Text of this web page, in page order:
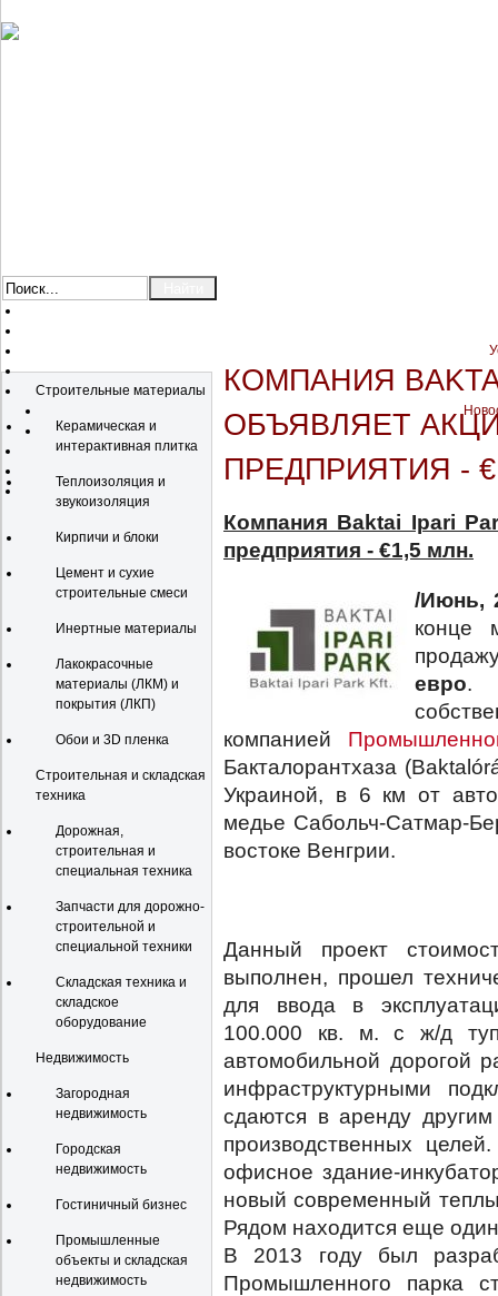
Строительные материалы
Керамическая и
интерактивная плитка
Теплоизоляция и
звукоизоляция
Кирпичи и блоки
Цемент и сухие
строительные смеси
Инертные материалы
Лакокрасочные
материалы (ЛКМ) и
покрытия (ЛКП)
Обои и 3D пленка
Строительная и складская
техника
Дорожная,
строительная и
специальная техника
Запчасти для дорожно-
строительной и
специальной техники
Складская техника и
складское
оборудование
Недвижимость
Загородная
недвижимость
Городская
недвижимость
Гостиничный бизнес
Промышленные
объекты и складская
недвижимость
КОМПАНИЯ
ОБЪЯВЛЯЕТ
ПРЕДПРИЯТИЯ -
Компания Baktai Ipari
предприятия - €1,5 млн.
/Июнь,
конце
евро.
компанией
Бакталорантхаза
Украиной, в 6 км от
медье Сабольч-Сатмар-
востоке Венгрии.
Данный проект
выполнен, прошел
для ввода в
100.000 кв. м. с ж/д
автомобильной дорогой
инфраструктурными
сдаются в аренду
производственных
офисное здание-
новый современный
Рядом находится еще
В 2013 году был
Промышленного парка